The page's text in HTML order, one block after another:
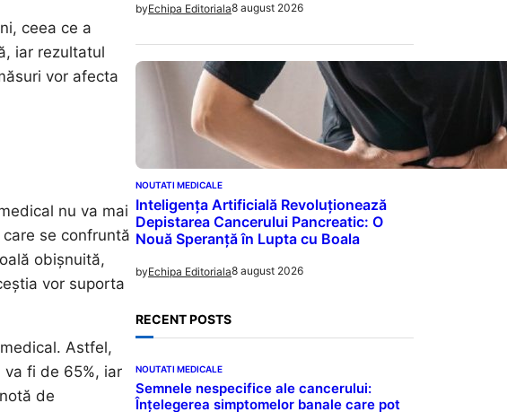
ceea ce a
iar rezultatul
vor afecta
nu va mai
se confruntă
obișnuită,
vor suporta
Astfel,
fi de 65%, iar
de
byEchipa Editoriala8 august 2026
NOUTATI MEDICALE
Inteligența Artificială Revoluționează
Depistarea Cancerului Pancreatic: O
Nouă Speranță în Lupta cu Boala
byEchipa Editoriala8 august 2026
RECENT POSTS
NOUTATI MEDICALE
Semnele nespecifice ale cancerului:
Înțelegerea simptomelor banale care pot